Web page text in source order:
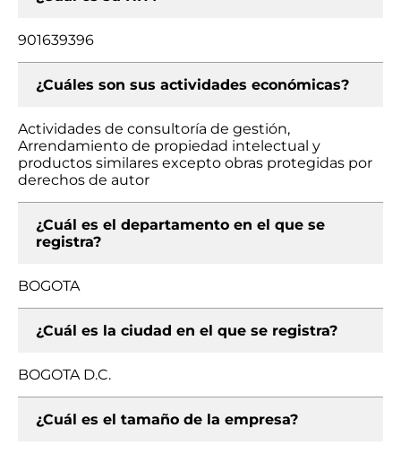
901639396
¿Cuáles son sus actividades económicas?
Actividades de consultoría de gestión,
Arrendamiento de propiedad intelectual y
productos similares excepto obras protegidas por
derechos de autor
¿Cuál es el departamento en el que se
registra?
BOGOTA
¿Cuál es la ciudad en el que se registra?
BOGOTA D.C.
¿Cuál es el tamaño de la empresa?